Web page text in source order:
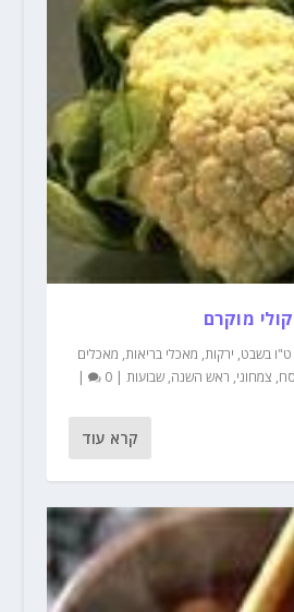
מוקרם
ט"ו בשבט, ירקות, מאכלי בריאות, מאכלים
, צמחוני, ראש השנה, שבועות|
0
|
קרא עוד